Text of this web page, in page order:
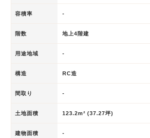
容積率 -
階数 地上4階建
用途地域 -
構造 RC造
間取り -
土地面積 123.2m² (37.27坪)
建物面積 -